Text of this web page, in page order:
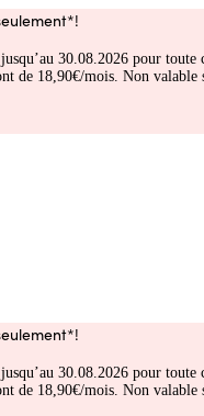
30.08.2026 pour toute
18,90€/mois. Non valable
30.08.2026 pour toute
18,90€/mois. Non valable